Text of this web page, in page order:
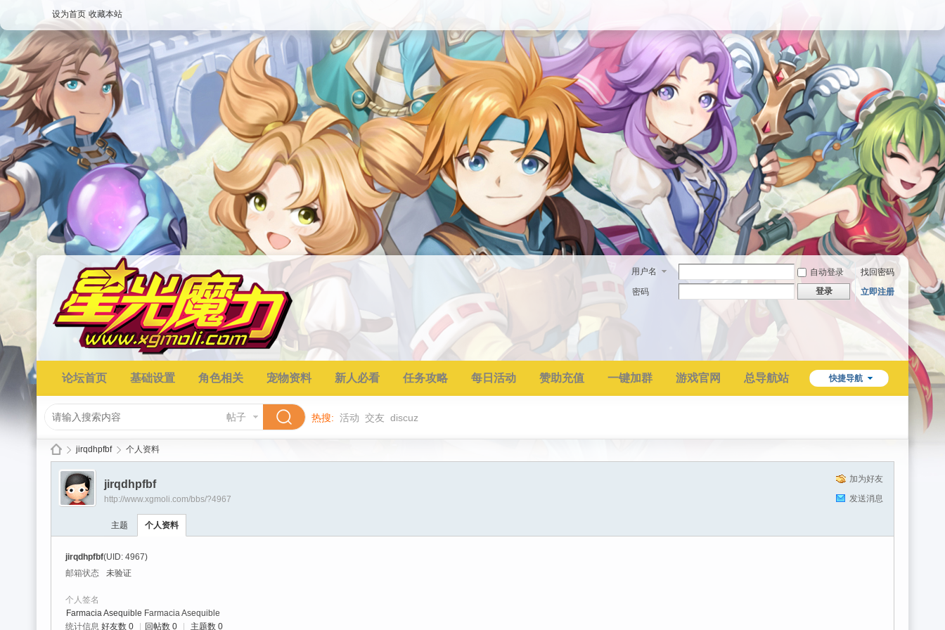
设为首页 收藏本站
用户名 自动登录
找回密码
密码
登录 立即注册
快捷导航
论坛首页 基础设置 角色相关 宠物资料 新人必看 任务攻略 每日活动 赞助充值 一键加群 游戏官网 总导航站
帖子 热搜: 活动 交友 discuz
›
jirqdhpfbf 个人资料
加为好友
发送消息
jirqdhpfbf
http://www.xgmoli.com/bbs/?4967
主题 个人资料
jirqdhpfbf(UID: 4967)
邮箱状态
未验证
个人签名
Farmacia Asequible Farmacia Asequible
统计信息 好友数 0 回帖数 0 主题数 0